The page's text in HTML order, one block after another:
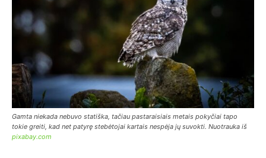
Gamta niekada nebuvo statiška, tačiau pastaraisiais metais pokyčiai tapo
tokie greiti, kad net patyrę stebėtojai kartais nespėja jų suvokti. Nuotrauka iš
pixabay.com